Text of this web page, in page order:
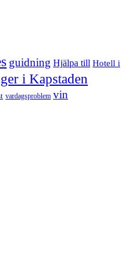
guidning Hjälpa till Hotell i
i Kapstaden
vardagsproblem vin